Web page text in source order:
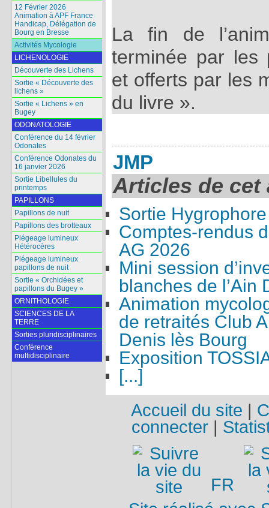
La fin de
terminée par les
et offerts par les
du livre ».
JMP
Articles de cet
Sortie
Comptes-rendus
AG 2026
Mini session
blanches de l’Ain
Animation
de retraités Club
Denis lès Bourg
Exposition
[...]
12 Février 2026
Animation à APF France
Handicap, Délégation de
Bourg en Bresse
Activités Mycologie
LICHENOLOGIE
Découverte des Lichens
Sortie « Découverte des
lichens »
Sortie « Lichens » en
Bugey
ODONATOLOGIE
Conférence du 14 février
Odonates
Conférence Odonates du
16 janvier 2026
Sortie Libellules du
printemps
PAPILLONS
Papillons de nuit
Papillons des brotteaux
Piégeage lumineux
Hétérocères
Piégeage lumineux
papillons de nuit
Sortie « Orchidées et
papillons du Bugey »
ORNITHOLOGIE
SCIENCES DE LA
TERRE
Sorties pluridisciplinaires
Conférence
multidisciplinaire
Accueil du site
connecter|
FR